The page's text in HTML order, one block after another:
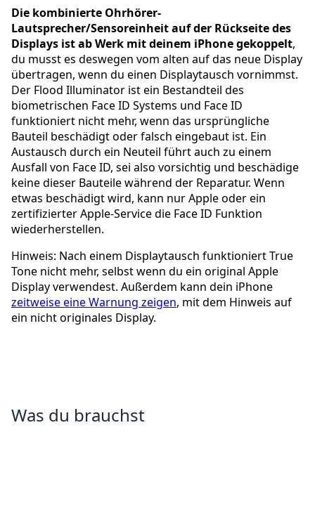
Die kombinierte Ohrhörer-
Lautsprecher/Sensoreinheit auf der Rückseite des
Displays ist ab Werk mit deinem iPhone gekoppelt,
du musst es deswegen vom alten auf das neue Display
übertragen, wenn du einen Displaytausch vornimmst.
Der Flood Illuminator ist ein Bestandteil des
biometrischen Face ID Systems und Face ID
funktioniert nicht mehr, wenn das ursprüngliche
Bauteil beschädigt oder falsch eingebaut ist. Ein
Austausch durch ein Neuteil führt auch zu einem
Ausfall von Face ID, sei also vorsichtig und beschädige
keine dieser Bauteile während der Reparatur. Wenn
etwas beschädigt wird, kann nur Apple oder ein
zertifizierter Apple-Service die Face ID Funktion
wiederherstellen.
Hinweis: Nach einem Displaytausch funktioniert True
Tone nicht mehr, selbst wenn du ein original Apple
Display verwendest. Außerdem kann dein iPhone
zeitweise eine Warnung zeigen, mit dem Hinweis auf
ein nicht originales Display.
Was du brauchst